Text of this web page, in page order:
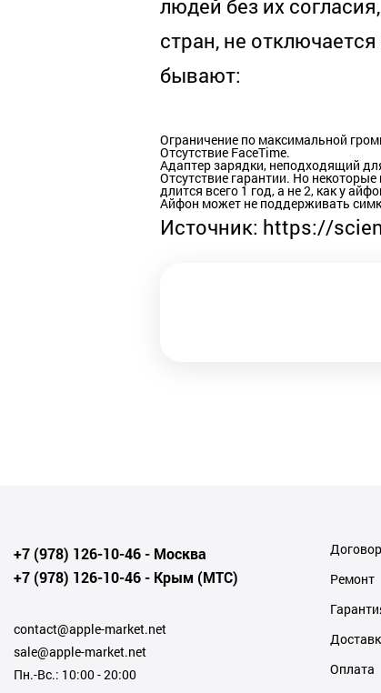
людей без их
стран, не
бывают:
Ограничение по максимальной
Отсутствие FaceTime.
Адаптер зарядки, неподходящий
Отсутствие гарантии. Но
длится всего 1 год, а не 2, как у
Айфон может не поддерживать
Источник: https://
+7 (978) 126-10-46- Москва
+7 (978) 126-10-46- Крым (МТС)
contact@apple-market.net
sale@apple-market.net
Пн.-Вс.: 10:00 - 20:00
Ремонт
Оплата